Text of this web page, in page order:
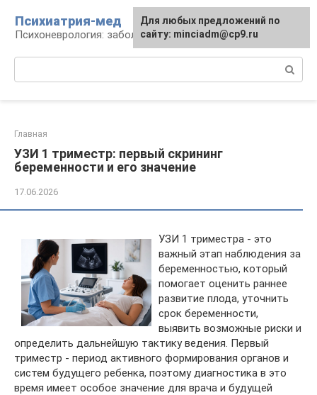
контенту
Психиатрия-мед
Психоневрология: заболевания и терапия
Главная
УЗИ 1 триместр: первый скрининг
беременности и его значение
17.06.2026
УЗИ 1 триместра - это
важный этап наблюдения за
беременностью, который
помогает оценить раннее
развитие плода, уточнить
срок беременности,
выявить возможные риски и
определить дальнейшую тактику ведения. Первый
триместр - период активного формирования органов и
систем будущего ребенка, поэтому диагностика в это
время имеет особое значение для врача и будущей
Для любых предложений по
сайту: minciadm@cp9.ru